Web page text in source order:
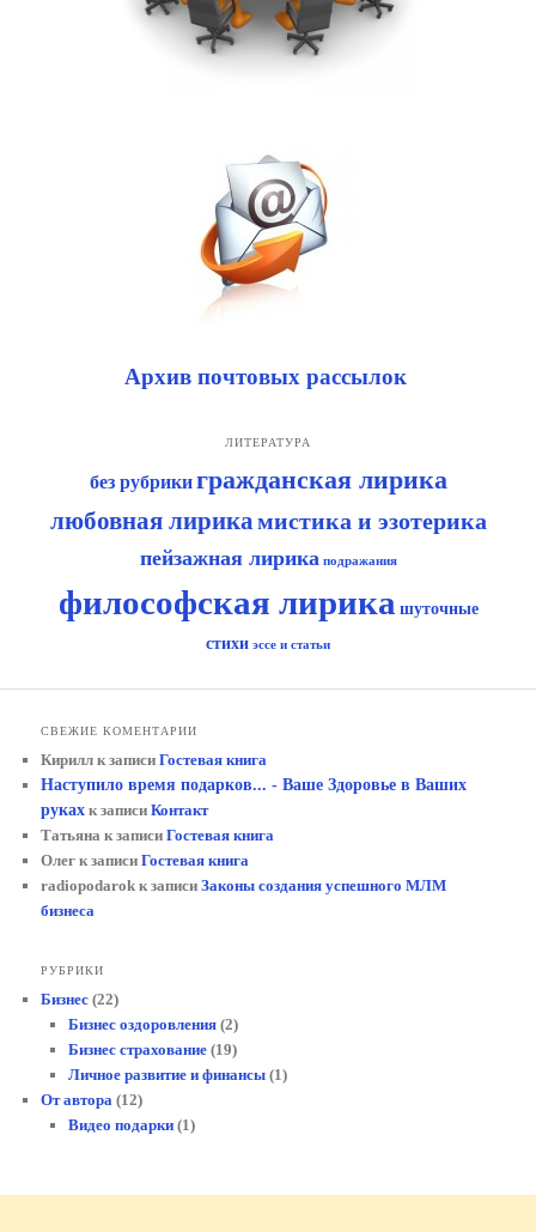
Архив почтовых рассылок
ЛИТЕРАТУРА
без рубрики гражданская лирика
любовная лирикамистика и эзотерика
пейзажная лирика подражания
философская лирика шуточные
стихи эссе и статьи
СВЕЖИЕ КОМЕНТАРИИ
Кирилл к записиГостевая книга
Наступило время подарков... - Ваше Здоровье в Ваших
руках к записиКонтакт
Татьяна к записиГостевая книга
Олег к записиГостевая книга
radiopodarok к записиЗаконы создания успешного МЛМ
бизнеса
РУБРИКИ
Бизнес (22)
Бизнес оздоровления(2)
Бизнес страхование(19)
Личное развитие и финансы(1)
От автора (12)
Видео подарки(1)